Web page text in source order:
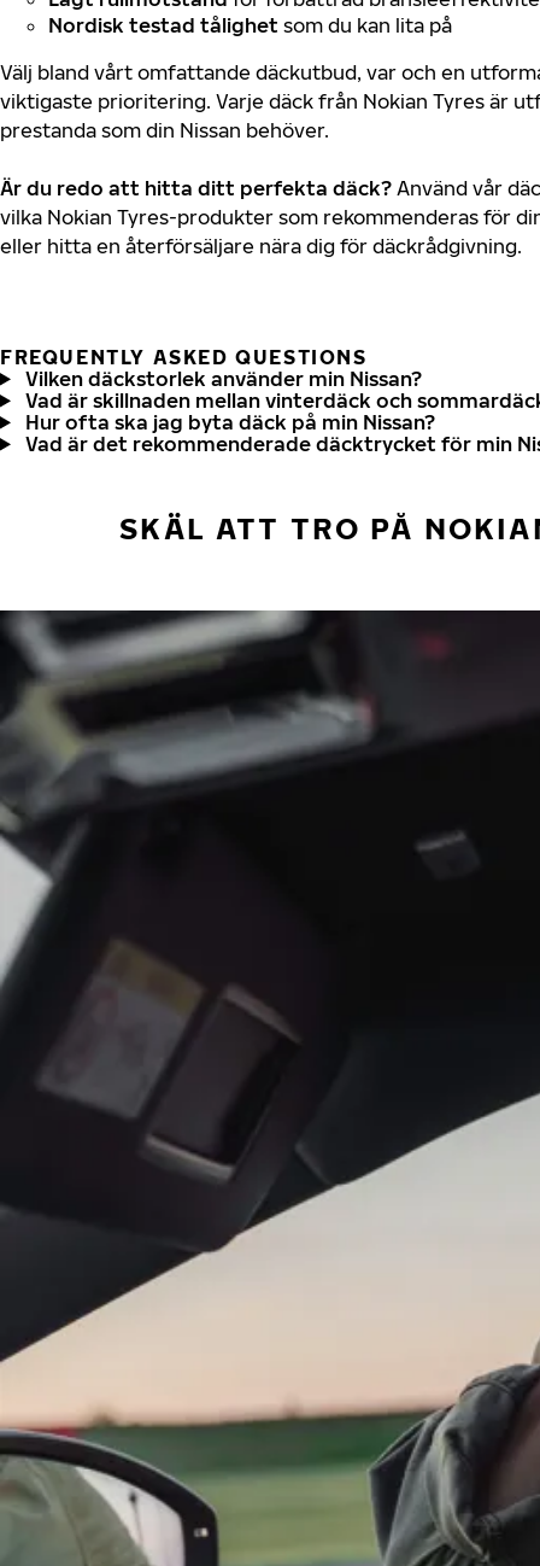
Nordisk testad tålighet som du kan lita på
Välj bland vårt omfattande däckutbud, var och en
viktigaste prioritering. Varje däck från Nokian Tyres är
prestanda som din Nissan behöver.
Är du redo att hitta ditt perfekta däck? Använd vår
vilka Nokian Tyres-produkter som rekommenderas för
eller hitta en återförsäljare nära dig för däckrådgivning.
FREQUENTLY ASKED QUESTIONS
Vilken däckstorlek använder min Nissan?
Vad är skillnaden mellan vinterdäck och
Hur ofta ska jag byta däck på min Nissan?
Vad är det rekommenderade däcktrycket för min
SKÄL ATT TRO PÅ